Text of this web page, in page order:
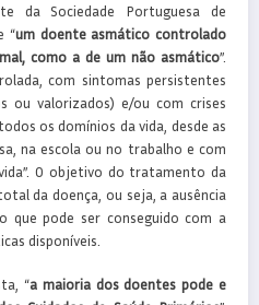
da Sociedade Portuguesa de
“um doente asmático controlado
como a de um não asmático”.
com sintomas persistentes
ou valorizados) e/ou com crises
os domínios da vida, desde as
na escola ou no trabalho e com
O objetivo do tratamento da
da doença, ou seja, a ausência
que pode ser conseguido com a
disponíveis.
“a maioria dos doentes pode e